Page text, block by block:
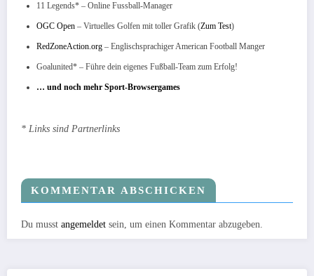
11 Legends* – Online Fussball-Manager
OGC Open – Virtuelles Golfen mit toller Grafik (Zum Test)
RedZoneAction.org – Englischsprachiger American Football Manger
Goalunited* – Führe dein eigenes Fußball-Team zum Erfolg!
… und noch mehr Sport-Browsergames
* Links sind Partnerlinks
KOMMENTAR ABSCHICKEN
Du musst angemeldet sein, um einen Kommentar abzugeben.